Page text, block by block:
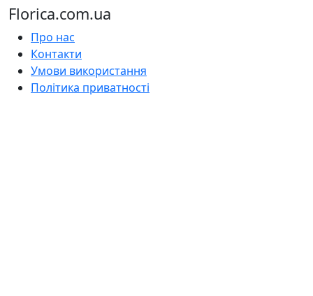
Florica.com.ua
Про нас
Контакти
Умови використання
Політика приватності